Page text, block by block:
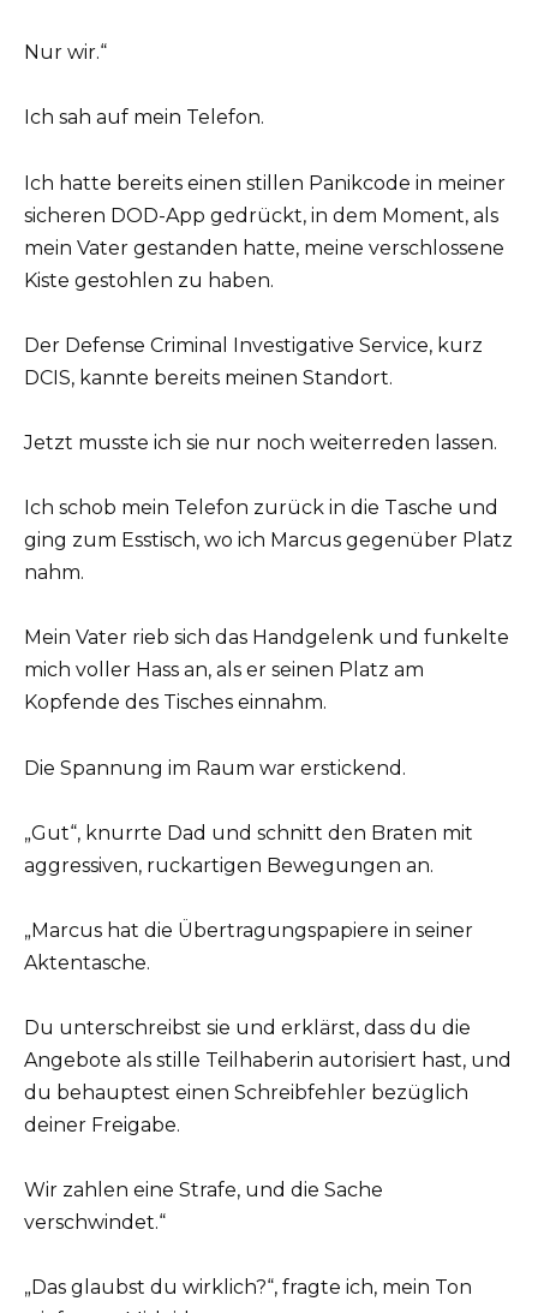
Nur wir.“
Ich sah auf mein Telefon.
Ich hatte bereits einen stillen Panikcode in meiner
sicheren DOD-App gedrückt, in dem Moment, als
mein Vater gestanden hatte, meine verschlossene
Kiste gestohlen zu haben.
Der Defense Criminal Investigative Service, kurz
DCIS, kannte bereits meinen Standort.
Jetzt musste ich sie nur noch weiterreden lassen.
Ich schob mein Telefon zurück in die Tasche und
ging zum Esstisch, wo ich Marcus gegenüber Platz
nahm.
Mein Vater rieb sich das Handgelenk und funkelte
mich voller Hass an, als er seinen Platz am
Kopfende des Tisches einnahm.
Die Spannung im Raum war erstickend.
„Gut“, knurrte Dad und schnitt den Braten mit
aggressiven, ruckartigen Bewegungen an.
„Marcus hat die Übertragungspapiere in seiner
Aktentasche.
Du unterschreibst sie und erklärst, dass du die
Angebote als stille Teilhaberin autorisiert hast, und
du behauptest einen Schreibfehler bezüglich
deiner Freigabe.
Wir zahlen eine Strafe, und die Sache
verschwindet.“
„Das glaubst du wirklich?“, fragte ich, mein Ton